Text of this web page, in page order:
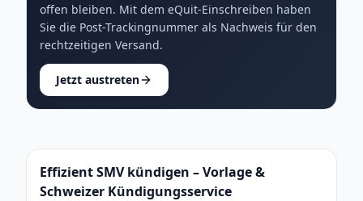
offen bleiben. Mit dem eQuit-Einschreiben haben
Sie die Post-Trackingnummer als Nachweis für den
rechtzeitigen Versand.
Jetzt austreten
Effizient SMV kündigen – Vorlage &
Schweizer Kündigungsservice